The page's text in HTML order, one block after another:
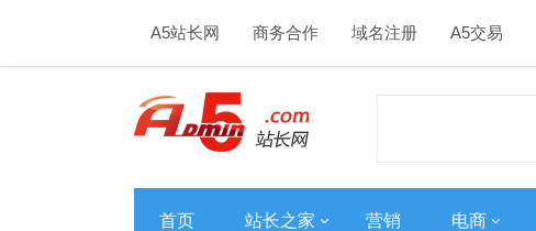
A5站长网 商务合作 域名注册 A5交易
首页 站长之家 营销 电商